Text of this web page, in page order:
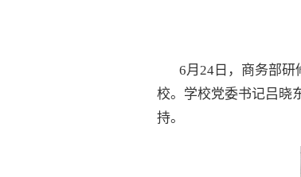
6月24日，商务部
校。学校党委书记吕晓
持。